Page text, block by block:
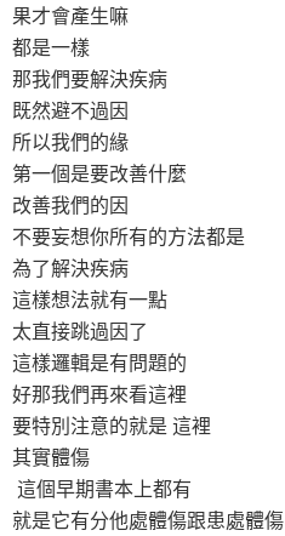
果才會產生嘛
都是一樣
那我們要解決疾病
既然避不過因
所以我們的緣
第一個是要改善什麼
改善我們的因
不要妄想你所有的方法都是
為了解決疾病
這樣想法就有一點
太直接跳過因了
這樣邏輯是有問題的
好那我們再來看這裡
要特別注意的就是 這裡
其實體傷
這個早期書本上都有
就是它有分他處體傷跟患處體傷